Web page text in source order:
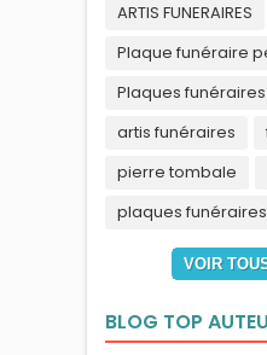
ARTIS FUNERAIRES
Plaque funéraire
Plaques funéraires
artis funéraires
pierre tombale
plaques funéraires
VOIR
BLOG TOP